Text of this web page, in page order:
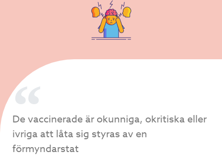
De vaccinerade är okunniga, okritiska eller
ivriga att låta sig styras av en
förmyndarstat